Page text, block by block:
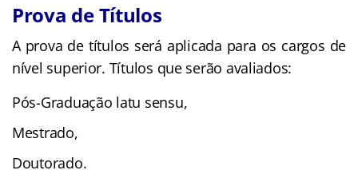
Prova de Títulos
A prova de títulos será aplicada para os cargos de
nível superior. Títulos que serão avaliados:
Pós-Graduação latu sensu,
Mestrado,
Doutorado.